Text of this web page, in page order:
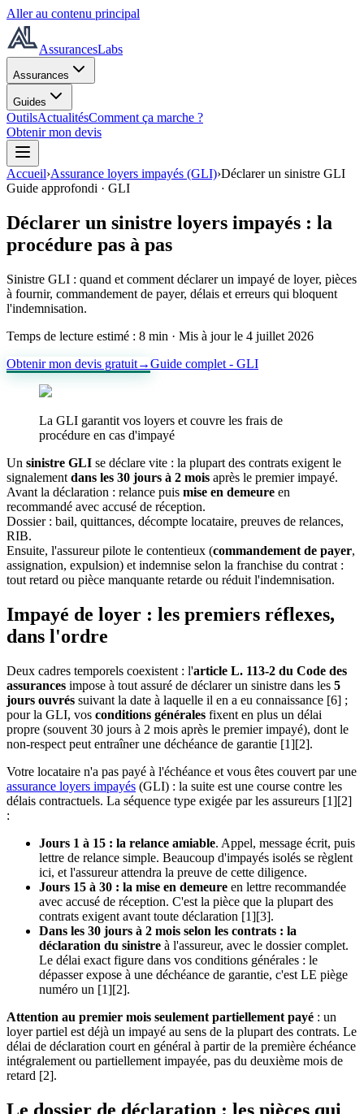
Aller au contenu principal
AssurancesLabs
Assurances
Guides
OutilsActualitésComment ça marche ?
Obtenir mon devis
Accueil›Assurance loyers impayés (GLI)›Déclarer un sinistre GLI
Guide approfondi · GLI
Déclarer un sinistre loyers impayés : la
procédure pas à pas
Sinistre GLI : quand et comment déclarer un impayé de loyer, pièces
à fournir, commandement de payer, délais et erreurs qui bloquent
l'indemnisation.
Temps de lecture estimé : 8 min · Mis à jour le 4 juillet 2026
Obtenir mon devis gratuit→Guide complet - GLI
La GLI garantit vos loyers et couvre les frais de
procédure en cas d'impayé
Un sinistre GLI se déclare vite : la plupart des contrats exigent le
signalement dans les 30 jours à 2 mois après le premier impayé.
Avant la déclaration : relance puis mise en demeure en
recommandé avec accusé de réception.
Dossier : bail, quittances, décompte locataire, preuves de relances,
RIB.
Ensuite, l'assureur pilote le contentieux (commandement de payer,
assignation, expulsion) et indemnise selon la franchise du contrat :
tout retard ou pièce manquante retarde ou réduit l'indemnisation.
Impayé de loyer : les premiers réflexes,
dans l'ordre
Deux cadres temporels coexistent : l'article L. 113-2 du Code des
assurances impose à tout assuré de déclarer un sinistre dans les 5
jours ouvrés suivant la date à laquelle il en a eu connaissance [6] ;
pour la GLI, vos conditions générales fixent en plus un délai
propre (souvent 30 jours à 2 mois après le premier impayé), dont le
non-respect peut entraîner une déchéance de garantie [1][2].
Votre locataire n'a pas payé à l'échéance et vous êtes couvert par une
assurance loyers impayés (GLI) : la suite est une course contre les
délais contractuels. La séquence type exigée par les assureurs [1][2]
:
Jours 1 à 15 : la relance amiable. Appel, message écrit, puis
lettre de relance simple. Beaucoup d'impayés isolés se règlent
ici, et l'assureur attendra la preuve de cette diligence.
Jours 15 à 30 : la mise en demeure en lettre recommandée
avec accusé de réception. C'est la pièce que la plupart des
contrats exigent avant toute déclaration [1][3].
Dans les 30 jours à 2 mois selon les contrats : la
déclaration du sinistre à l'assureur, avec le dossier complet.
Le délai exact figure dans vos conditions générales : le
dépasser expose à une déchéance de garantie, c'est LE piège
numéro un [1][2].
Attention au premier mois seulement partiellement payé : un
loyer partiel est déjà un impayé au sens de la plupart des contrats. Le
délai de déclaration court en général à partir de la première échéance
intégralement ou partiellement impayée, pas du deuxième mois de
retard [2].
Le dossier de déclaration : les pièces qui